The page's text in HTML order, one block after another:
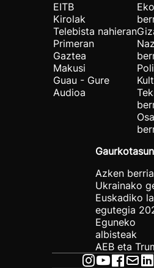
EITB
Kirolak
Telebista nahieran
Primeran
Gaztea
Makusi
Guau - Gure
Audioa
Azken
Ukrainako
Euskadiko
egutegia
Eguneko
albisteak
AEB eta